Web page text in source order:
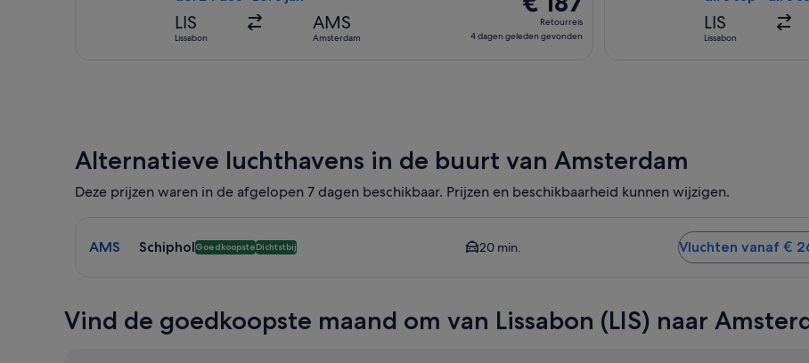
LIS
Lissabon
AMS
Amsterdam
Retourreis,
4
Retourreis
4 dagen geleden gevonden
LIS
Lissabon
Alternatieve luchthavens in de buurt van Amsterdam
Deze prijzen waren in de afgelopen 7 dagen beschikbaar. Prijzen en beschikbaarheid kunnen wijzigen.
AMS SchipholGoedkoopsteDichtstbij 20 min. Vluchten vanaf €
Vind de goedkoopste maand om van Lissabon (LIS) naar